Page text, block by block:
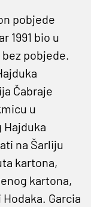
pobjede
1991 bio u
pobjede.
Čabraje
u
na Šarliju
kartona,
kartona,
Garcia